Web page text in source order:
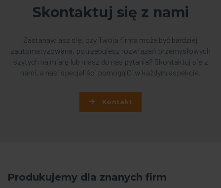
Skontaktuj się z nami
Zastanawiasz się, czy Twoja firma może być bardziej
zautomatyzowana, potrzebujesz rozwiązań przemysłowych
szytych na miarę lub masz do nas pytania? Skontaktuj się z
nami, a nasi specjaliści pomogą Ci w każdym aspekcie.
Kontakt
Produkujemy dla znanych firm